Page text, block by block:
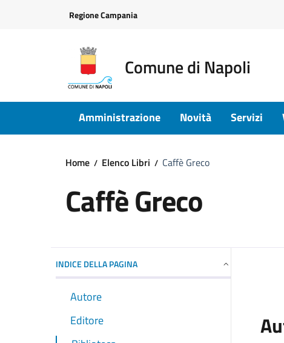
Regione Campania
Comune di Napoli
Amministrazione Novità Servizi
Home Elenco Libri Caffè Greco
Caffè Greco
INDICE DELLA PAGINA
Autore
Editore